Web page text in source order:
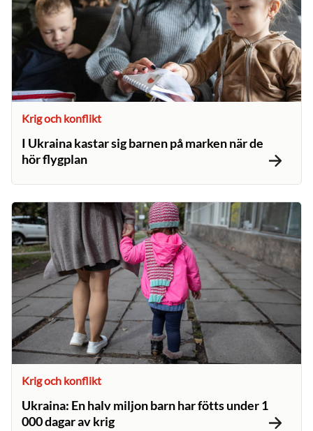
Krig och konflikt
I Ukraina kastar sig barnen på marken när de
hör flygplan
Krig och konflikt
Ukraina: En halv miljon barn har fötts under 1
000 dagar av krig